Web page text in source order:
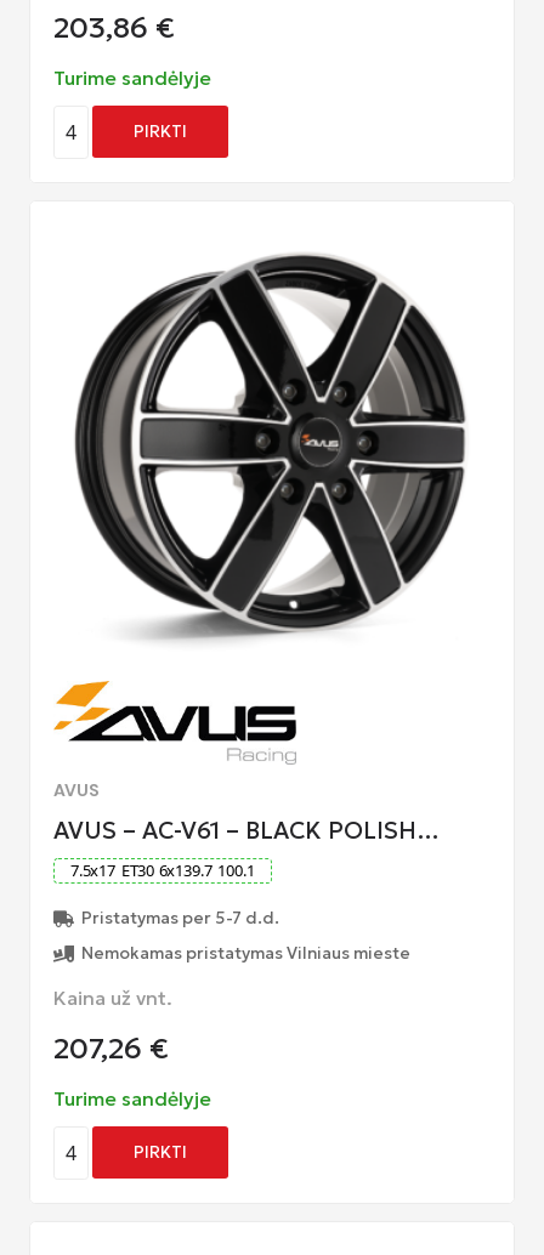
203,86 €
Turime sandėlyje
4 PIRKTI
AVUS
AVUS – AC-V61 – BLACK POLISH…
7.5x17 ET30 6x139.7 100.1
Pristatymas per 5-7 d.d.
Nemokamas pristatymas Vilniaus mieste
Kaina už vnt.
207,26 €
Turime sandėlyje
4 PIRKTI